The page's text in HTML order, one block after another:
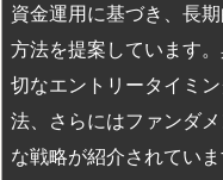
資金運用に基づき、長
方法を提案しています
切なエントリータイミ
法、さらにはファンダ
な戦略が紹介されていま